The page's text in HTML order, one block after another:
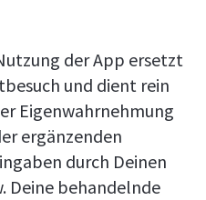
der App ersetzt
und dient rein
Eigenwahrnehmung
ergänzenden
durch Deinen
Deine behandelnde